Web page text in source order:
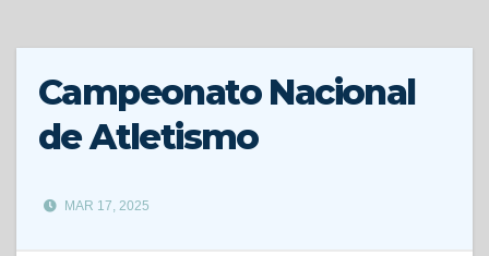
Campeonato Nacional
de Atletismo
MAR 17, 2025